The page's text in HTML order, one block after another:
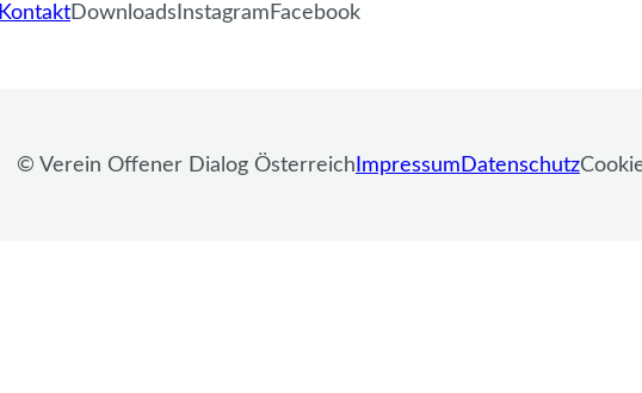
KontaktDownloads Instagram Facebook
©️ Verein Offener Dialog Österreich Impressum Datenschutz